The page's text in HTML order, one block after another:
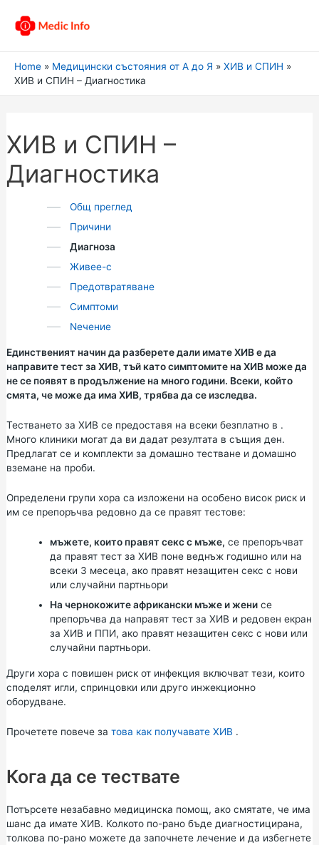
Home Медицински състояния от А до Я
ХИВ и СПИН
ХИВ и СПИН – Диагностика
ХИВ и СПИН –
Диагностика
Общ преглед
Причини
Диагноза
Живее-с
Предотвратяване
Симптоми
Nечение
Единственият начин да разберете дали имате ХИВ е да
направите тест за ХИВ, тъй като симптомите на ХИВ може да
не се появят в продължение на много години. Всеки, който
смята, че може да има ХИВ, трябва да се изследва.
Тестването за ХИВ се предоставя на всеки безплатно в .
Много клиники могат да ви дадат резултата в същия ден.
Предлагат се и комплекти за домашно тестване и домашно
вземане на проби.
Определени групи хора са изложени на особено висок риск и
им се препоръчва редовно да се правят тестове:
мъжете, които правят секс с мъже, се препоръчват
да правят тест за ХИВ поне веднъж годишно или на
всеки 3 месеца, ако правят незащитен секс с нови
или случайни партньори
На чернокожите африкански мъже и женисе
препоръчва да направят тест за ХИВ и редовен екран
за ХИВ и ППИ, ако правят незащитен секс с нови или
случайни партньори.
Други хора с повишен риск от инфекция включват тези, които
споделят игли, спринцовки или друго инжекционно
оборудване.
Прочетете повече за това как получавате ХИВ .
Кога да се тествате
Потърсете незабавно медицинска помощ, ако смятате, че има
шанс да имате ХИВ. Колкото по-рано бъде диагностицирана,
толкова по-рано можете да започнете лечение и да избегнете